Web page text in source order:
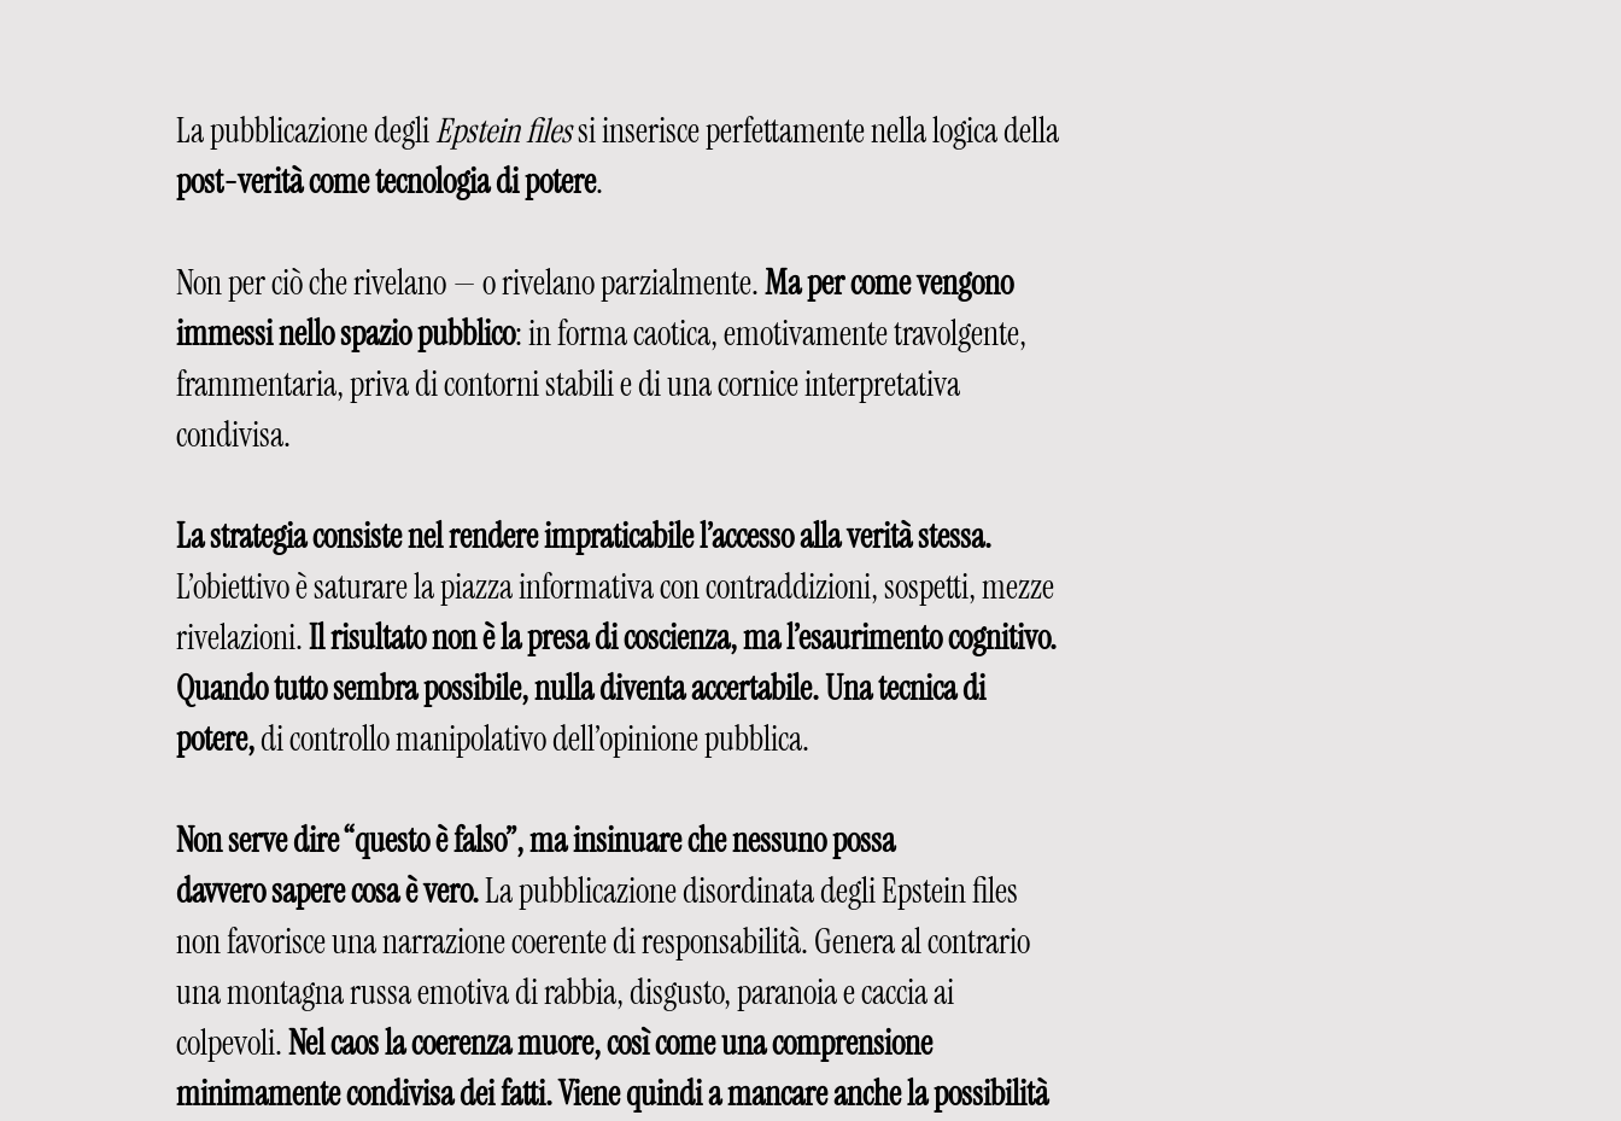
La pubblicazione degli Epstein files si inserisce perfettamente nella logica della
post-verità come tecnologia di potere.
Non per ciò che rivelano — o rivelano parzialmente. Ma per come vengono
immessi nello spazio pubblico: in forma caotica, emotivamente travolgente,
frammentaria, priva di contorni stabili e di una cornice interpretativa
condivisa.
La strategia consiste nel rendere impraticabile l’accesso alla verità stessa.
L’obiettivo è saturare la piazza informativa con contraddizioni, sospetti, mezze
rivelazioni. Il risultato non è la presa di coscienza, ma l’esaurimento cognitivo.
Quando tutto sembra possibile, nulla diventa accertabile. Una tecnica di
potere, di controllo manipolativo dell’opinione pubblica.
Non serve dire “questo è falso”, ma insinuare che nessuno possa
davvero sapere cosa è vero. La pubblicazione disordinata degli Epstein files
non favorisce una narrazione coerente di responsabilità. Genera al contrario
una montagna russa emotiva di rabbia, disgusto, paranoia e caccia ai
colpevoli. Nel caos la coerenza muore, così come una comprensione
minimamente condivisa dei fatti. Viene quindi a mancare anche la possibilità